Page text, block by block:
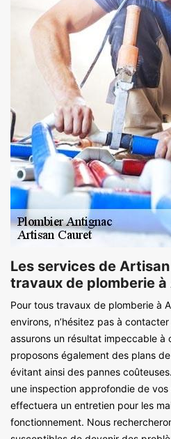
Les services de
travaux de plomberie
Pour tous travaux de plomberie à
environs, n’hésitez pas à
assurons un résultat impeccable à
proposons également des plans
évitant ainsi des pannes
une inspection approfondie de
effectuera un entretien pour les
fonctionnement. Nous